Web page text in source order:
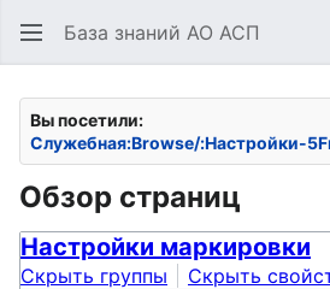
База знаний АО АСП
Вы посетили:
Служебная:Browse/:Настройки-
Обзор страниц
Настройки маркировки
Скрыть группы
Скрыть